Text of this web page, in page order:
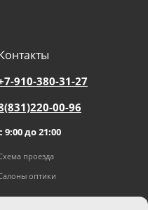
910-380-31-27
00-96
9:00 до 21:00
проезда
оптики